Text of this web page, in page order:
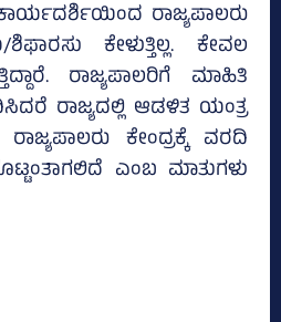
ರಾಜ್ಯಪಾಲರು
ಕೇಳುತ್ತಿಲ್ಲ. ಕೇವಲ
ರಾಜ್ಯಪಾಲರಿಗೆ ಮಾಹಿತಿ
ರಾಜ್ಯದಲ್ಲಿ ಆಡಳಿತ ಯಂತ್ರ
ಕೇಂದ್ರಕ್ಕೆ ವರದಿ
ಎಂಬ ಮಾತುಗಳು